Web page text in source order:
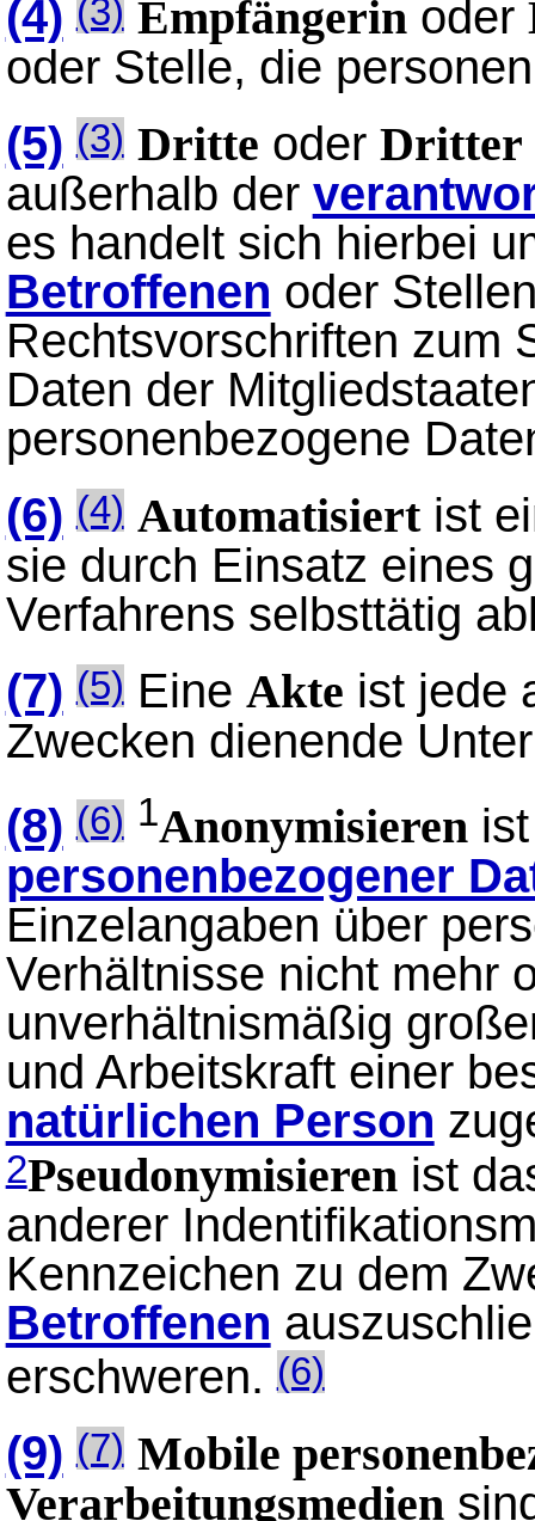
(4) (3) Empfängerinoder
oder Stelle, die
(5) (3) Dritte oder Dritter
außerhalb der
es handelt sich hierbei
Betroffenen oder
Rechtsvorschriften zum
Daten der
personenbezogene
(6) (4) Automatisiertist
sie durch Einsatz eines
Verfahrens selbsttätig
(7) (5) Eine Akte ist jede
Zwecken dienende
(8) (6) 1Anonymisierenist
personenbezogener
Einzelangaben über
Verhältnisse nicht mehr
unverhältnismäßig
und Arbeitskraft einer
natürlichen Person
2Pseudonymisierenist
anderer
Kennzeichen zu dem
Betroffenen
erschweren.(6)
(9) (7) Mobile
Verarbeitungsmedien